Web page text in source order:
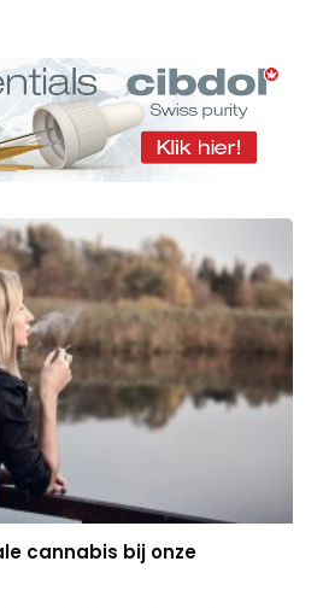
cannabis bij onze